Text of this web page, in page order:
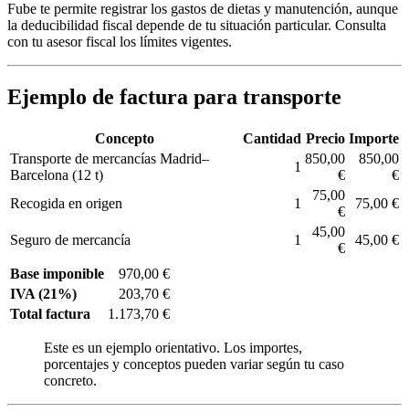
Fube te permite registrar los gastos de dietas y manutención, aunque
la deducibilidad fiscal depende de tu situación particular. Consulta
con tu asesor fiscal los límites vigentes.
Ejemplo de factura para transporte
Concepto Cantidad Precio Importe
Transporte de mercancías Madrid–
Barcelona (12 t)
1
850,00
€
850,00
€
Recogida en origen
1
75,00
€
75,00 €
Seguro de mercancía 1
45,00
€
45,00 €
Base imponible
970,00 €
IVA (21%)
203,70 €
Total factura
1.173,70 €
Este es un ejemplo orientativo. Los importes,
porcentajes y conceptos pueden variar según tu caso
concreto.